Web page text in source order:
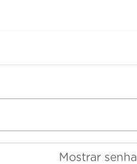
Mostrar senha